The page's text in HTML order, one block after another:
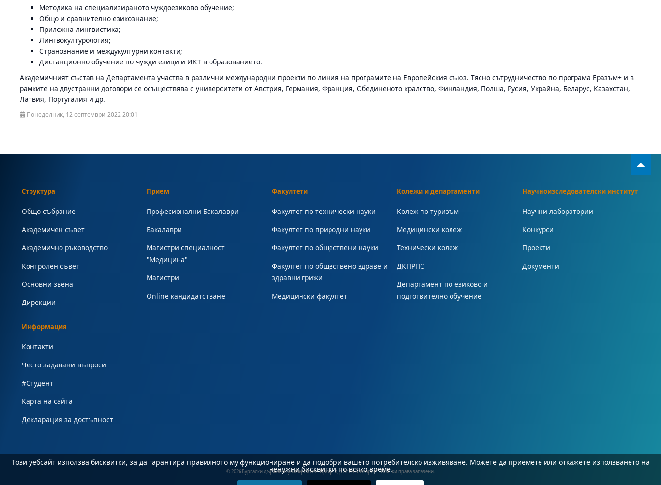
Методика на специализираното чуждоезиково обучение;
Общо и сравнително езикознание;
Приложна лингвистика;
Лингвокултурология;
Странознание и междукултурни контакти;
Дистанционно обучение по чужди езици и ИКТ в образованието.
Академичният състав на Департамента участва в различни международни проекти по линия на програмите на Европейския съюз. Тясно сътрудничество по програма Еразъм+ и в
рамките на двустранни договори се осъществява с университети от Австрия, Германия, Франция, Обединеното кралство, Финландия, Полша, Русия, Украйна, Беларус, Казахстан,
Латвия, Португалия и др.
Понеделник, 12 септември 2022 20:01
Структура
Общо събрание
Академичен съвет
Академично ръководство
Контролен съвет
Основни звена
Дирекции
Прием
Професионални Бакалаври
Бакалаври
Магистри специалност
"Медицина"
Магистри
Online кандидатстване
Факултети
Факултет по технически науки
Факултет по природни науки
Факултет по обществени науки
Факултет по обществено здраве и
здравни грижи
Медицински факултет
Колежи и департаменти
Колеж по туризъм
Медицински колеж
Технически колеж
ДКПРПС
Департамент по езиково и
подготвително обучение
Научноизследователски институт
Научни лаборатории
Конкурси
Проекти
Документи
Информация
Контакти
Често задавани въпроси
#Студент
Карта на сайта
Декларация за достъпност
© 2026 Бургаски държавен университет "Проф. д-р Асен Златаров". Всички права запазени.
Този уебсайт използва бисквитки, за да гарантира правилното му функциониране и да подобри вашето потребителско изживяване. Можете да приемете или откажете използването на
ненужни бисквитки по всяко време.